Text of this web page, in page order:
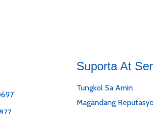
Suporta At
Tungkol Sa Amin
Magandang